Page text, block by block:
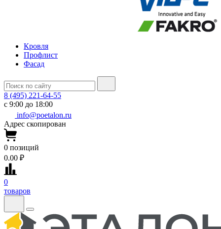
Кровля
Профлист
Фасад
8 (495) 221-64-55
с 9:00 до 18:00
info@poetalon.ru
Адрес скопирован
0 позиций
0.00 ₽
0
товаров